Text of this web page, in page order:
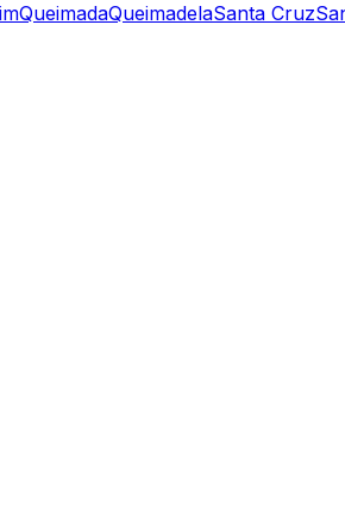
QueimadaQueimadelaSanta Cruz